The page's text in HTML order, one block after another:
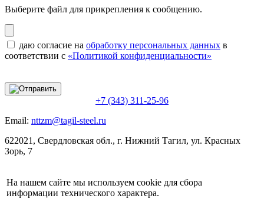
Выберите файл для прикрепления к сообщению.
даю согласие на обработку персональных данных в
соответствии с «Политикой конфиденциальности»
+7 (343) 311-25-96
Email: nttzm@tagil-steel.ru
622021, Свердловская обл., г. Нижний Тагил, ул. Красных
Зорь, 7
На нашем сайте мы используем cookie для сбора
информации технического характера.